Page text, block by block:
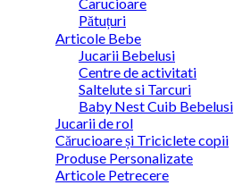
Carucioare
Pătuțuri
Articole Bebe
Jucarii Bebelusi
Centre de activitati
Saltelute si Tarcuri
Baby Nest Cuib Bebelusi
Jucarii de rol
Cărucioare și Triciclete copii
Produse Personalizate
Articole Petrecere